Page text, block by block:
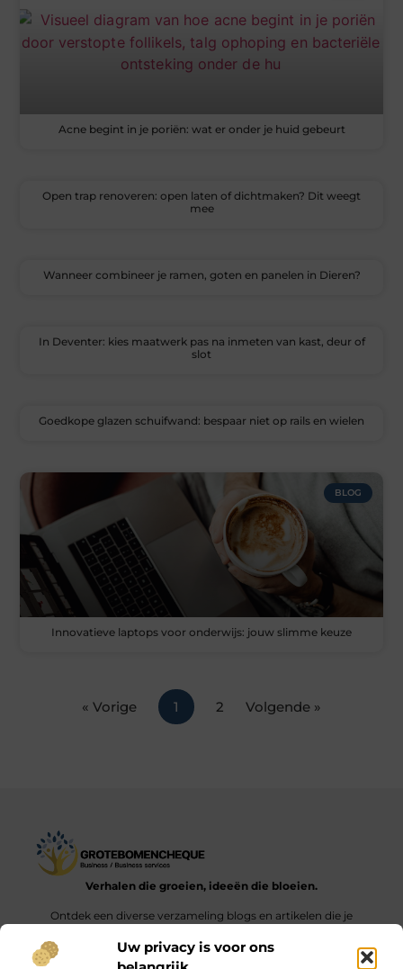
Uw privacy is voor ons
Acne begint in je poriën: wat er onder je huid gebeurt
Open trap renoveren: open laten of dichtmaken? Dit weegt
mee
Wanneer combineer je ramen, goten en panelen in Dieren?
In Deventer: kies maatwerk pas na inmeten van kast, deur of
slot
Goedkope glazen schuifwand: bespaar niet op rails en wielen
BLOG
Innovatieve laptops voor onderwijs: jouw slimme keuze
« Vorige 1 2 Volgende »
Verhalen die groeien, ideeën die bloeien.
Ontdek een diverse verzameling blogs en artikelen die je
dagelijks leven.